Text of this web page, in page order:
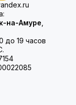
на-Амуре
до 19 часов